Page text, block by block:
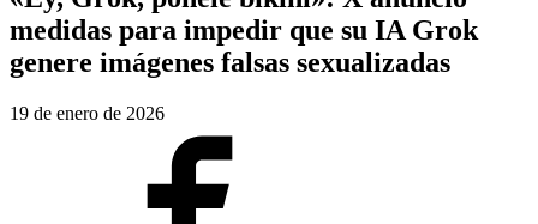
medidas para impedir que su IA Grok
genere imágenes falsas sexualizadas
19 de enero de 2026